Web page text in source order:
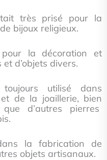
très prisé pour la
bijoux religieux.
la décoration et
d’objets divers.
utilisé dans
de la joaillerie, bien
d’autres pierres
la fabrication de
objets artisanaux.